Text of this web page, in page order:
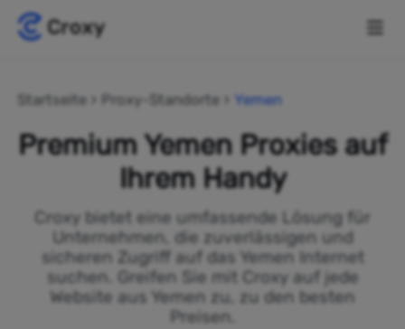
Startseite Proxy-Standorte Yemen
Premium Yemen Proxies auf
Ihrem Handy
Croxy bietet eine umfassende Lösung für
Unternehmen, die zuverlässigen und
sicheren Zugriff auf das Yemen Internet
suchen. Greifen Sie mit Croxy auf jede
Website aus Yemen zu, zu den besten
Preisen.